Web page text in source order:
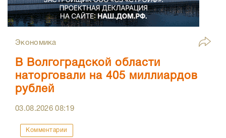
Экономика
В Волгоградской области
наторговали на 405 миллиардов
рублей
03.08.202608:19
Комментарии